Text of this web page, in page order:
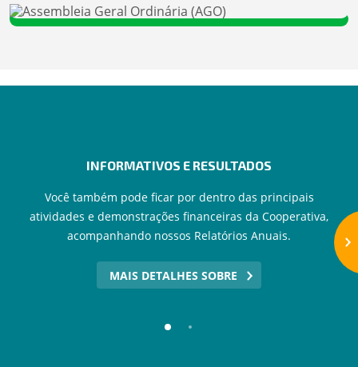
INFORMATIVOS E RESULTADOS
Você também pode ficar por dentro das principais
atividades e demonstrações financeiras da Cooperativa,
acompanhando nossos Relatórios Anuais.
MAIS DETALHES SOBRE